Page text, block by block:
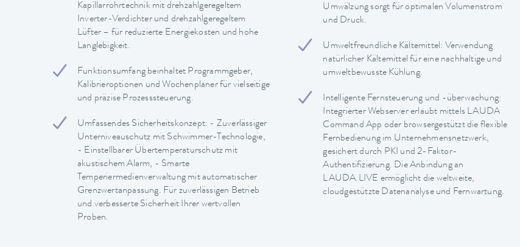
Kapillarrohrtechnik mit drehzahlgeregeltem
Inverter-Verdichter und drehzahlgeregeltem
Lüfter – für reduzierte Energiekosten und hohe
Langlebigkeit.
Funktionsumfang beinhaltet Programmgeber,
Kalibrieroptionen und Wochenplaner für vielseitige
und präzise Prozesssteuerung.
Umfassendes Sicherheitskonzept: - Zuverlässiger
Unterniveauschutz mit Schwimmer-Technologie,
- Einstellbarer Übertemperaturschutz mit
akustischem Alarm, - Smarte
Temperiermedienverwaltung mit automatischer
Grenzwertanpassung. Für zuverlässigen Betrieb
und verbesserte Sicherheit Ihrer wertvollen
Proben.
Umwälzung sorgt für optimalen Volumenstrom
und Druck.
Umweltfreundliche Kältemittel: Verwendung
natürlicher Kältemittel für eine nachhaltige und
umweltbewusste Kühlung.
Intelligente Fernsteuerung und -überwachung:
Integrierter Webserver erlaubt mittels LAUDA
Command App oder browsergestützt die flexible
Fernbedienung im Unternehmensnetzwerk,
gesichert durch PKI und 2-Faktor-
Authentifizierung. Die Anbindung an
LAUDA.LIVE ermöglicht die weltweite,
cloudgestützte Datenanalyse und Fernwartung.